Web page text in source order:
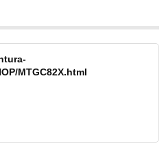
MTGC82X.html